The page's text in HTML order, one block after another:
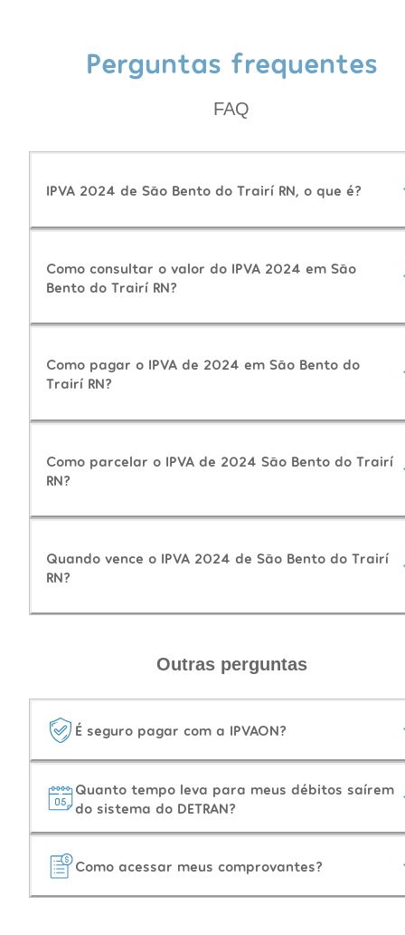
Perguntas frequentes
FAQ
IPVA 2024 de São Bento do Trairí RN, o que é?
Como consultar o valor do IPVA 2024 em São
Bento do Trairí RN?
Como pagar o IPVA de 2024 em São Bento do
Trairí RN?
Como parcelar o IPVA de 2024 São Bento do Trairí
RN?
Quando vence o IPVA 2024 de São Bento do Trairí
RN?
Outras perguntas
É seguro pagar com a IPVAON?
Quanto tempo leva para meus débitos saírem
do sistema do DETRAN?
Como acessar meus comprovantes?